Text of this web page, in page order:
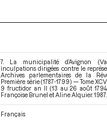
7. La municipalité d’Avignon
inculpations dirigées contre le
Archives parlementaires de la
Première série (1787-1799) — Tome
9 fructidor an II (13 au 26 août
Françoise Brunel et Aline Alquier. 1987.
Français